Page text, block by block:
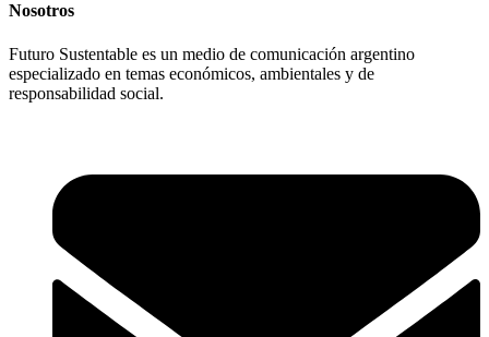
Nosotros
Futuro Sustentable es un medio de comunicación argentino
especializado en temas económicos, ambientales y de
responsabilidad social.